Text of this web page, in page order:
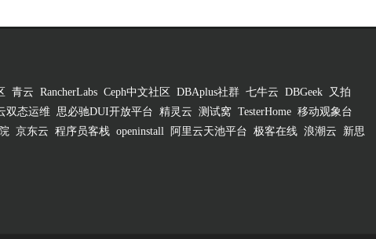
青云 RancherLabs Ceph中文社区 DBAplus社群 七牛云 DBGeek
又拍
双态运维 思必驰DUI开放平台 精灵云 测试窝 TesterHome 移动观象台
京东云 程序员客栈 openinstall 阿里云天池平台 极客在线 浪潮云
新思